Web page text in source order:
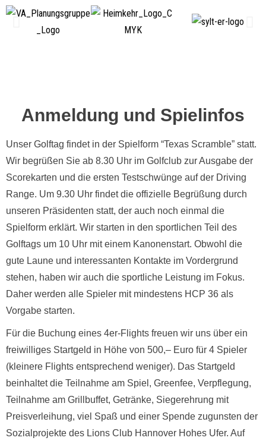
Anmeldung und Spielinfos
Unser Golftag findet in der Spielform “Texas Scramble” statt.
Wir begrüßen Sie ab 8.30 Uhr im Golfclub zur Ausgabe der
Scorekarten und die ersten Testschwünge auf der Driving
Range. Um 9.30 Uhr findet die offizielle Begrüßung durch
unseren Präsidenten statt, der auch noch einmal die
Spielform erklärt. Wir starten in den sportlichen Teil des
Golftags um 10 Uhr mit einem Kanonenstart. Obwohl die
gute Laune und interessanten Kontakte im Vordergrund
stehen, haben wir auch die sportliche Leistung im Fokus.
Daher werden alle Spieler mit mindestens HCP 36 als
Vorgabe starten.
Für die Buchung eines 4er-Flights freuen wir uns über ein
freiwilliges Startgeld in Höhe von 500,– Euro für 4 Spieler
(kleinere Flights entsprechend weniger). Das Startgeld
beinhaltet die Teilnahme am Spiel, Greenfee, Verpflegung,
Teilnahme am Grillbuffet, Getränke, Siegerehrung mit
Preisverleihung, viel Spaß und einer Spende zugunsten der
Sozialprojekte des Lions Club Hannover Hohes Ufer. Auf